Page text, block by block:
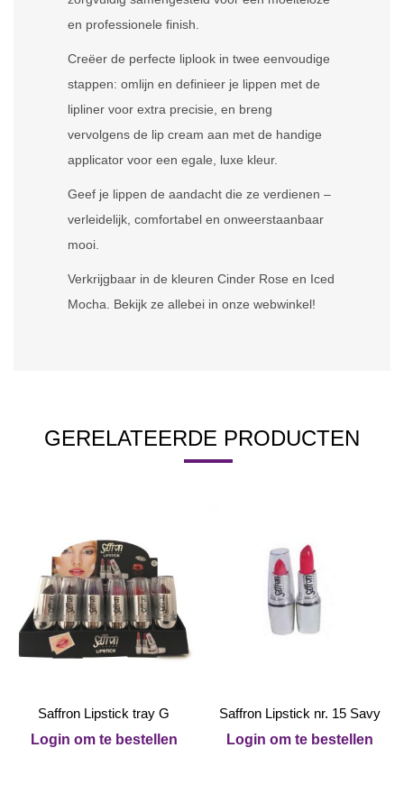
en professionele finish.
Creëer de perfecte liplook in twee eenvoudige
stappen: omlijn en definieer je lippen met de
lipliner voor extra precisie, en breng
vervolgens de lip cream aan met de handige
applicator voor een egale, luxe kleur.
Geef je lippen de aandacht die ze verdienen –
verleidelijk, comfortabel en onweerstaanbaar
mooi.
Verkrijgbaar in de kleuren Cinder Rose en Iced
Mocha. Bekijk ze allebei in onze webwinkel!
GERELATEERDE PRODUCTEN
Saffron Lipstick tray G
Login om te bestellen
Saffron Lipstick nr. 15 Savy
Login om te bestellen